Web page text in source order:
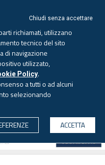
alle 6.00
Chiudi senza accettare
richiamati, utilizzano
tecnico del sito
di navigazione
utilizzato,
Policy.
a tutti o ad alcuni
selezionando
ACCETTA